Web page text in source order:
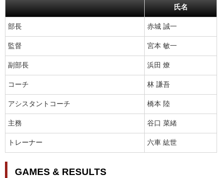
氏名
部長 赤城 誠一
監督 宮本 敏一
副部長 浜田 燎
コーチ 林 謙吾
アシスタントコーチ 橋本 陸
主務 谷口 菜緒
トレーナー 六車 紘世
GAMES & RESULTS